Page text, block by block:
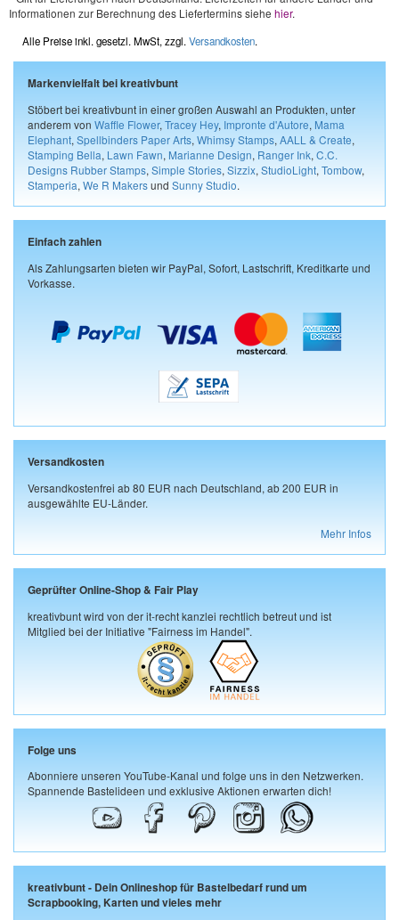
Informationen zur Berechnung des Liefertermins siehe hier.
Alle Preise inkl. gesetzl. MwSt, zzgl. Versandkosten.
Markenvielfalt bei kreativbunt
Stöbert bei kreativbunt in einer großen Auswahl an Produkten, unter
anderem von Waffle Flower, Tracey Hey, Impronte d'Autore, Mama
Elephant, Spellbinders Paper Arts, Whimsy Stamps, AALL & Create,
Stamping Bella, Lawn Fawn, Marianne Design, Ranger Ink, C.C.
Designs Rubber Stamps, Simple Stories, Sizzix, StudioLight, Tombow,
Stamperia, We R Makersund Sunny Studio.
Einfach zahlen
Als Zahlungsarten bieten wir PayPal, Sofort, Lastschrift, Kreditkarte und
Vorkasse.
Versandkosten
Versandkostenfrei ab 80 EUR nach Deutschland, ab 200 EUR in
ausgewählte EU-Länder.
Mehr Infos
Geprüfter Online-Shop & Fair Play
kreativbunt wird von der it-recht kanzlei rechtlich betreut und ist
Mitglied bei der Initiative "Fairness im Handel".
Folge uns
Abonniere unseren YouTube-Kanal und folge uns in den Netzwerken.
Spannende Bastelideen und exklusive Aktionen erwarten dich!
kreativbunt - Dein Onlineshop für Bastelbedarf rund um
Scrapbooking, Karten und vieles mehr